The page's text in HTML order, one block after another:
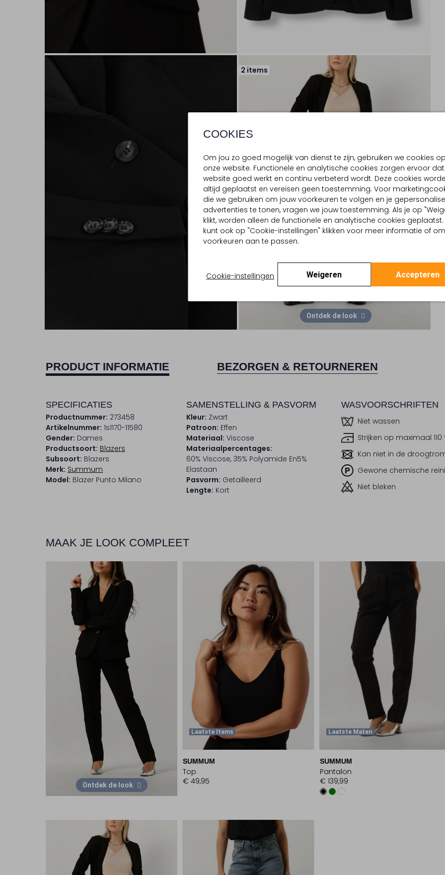
COOKIES
Om jou zo goed mogelijk van dienst te zijn, gebruiken we cookies op
onze website. Functionele en analytische cookies zorgen ervoor
website goed werkt en continu verbeterd wordt. Deze cookies
altijd geplaatst en vereisen geen toestemming. Voor
die we gebruiken om jouw voorkeuren te volgen en je
advertenties te tonen, vragen we jouw toestemming. Als je op
klikt, worden alleen de functionele en analytische cookies geplaatst.
kunt ook op "Cookie-instellingen" klikken voor meer informatie of
voorkeuren aan te passen.
Cookie-instellingen Weigeren Accepteren
2 items
Ontdek de look
PRODUCT INFORMATIE BEZORGEN & RETOURNEREN
SPECIFICATIES
Productnummer: 273458
Artikelnummer: 1s1170-11580
Gender: Dames
Productsoort: Blazers
Subsoort: Blazers
Merk: Summum
Model: Blazer Punto Milano
SAMENSTELLING & PASVORM
Kleur: Zwart
Patroon: Effen
Materiaal: Viscose
Materiaalpercentages:
60% Viscose, 35% Polyamide En5%
Elastaan
Pasvorm: Getailleerd
Lengte: Kort
WASVOORSCHRIFTEN
Niet wassen
Strijken op maximaal 110
Kan niet in de
Gewone chemische
Niet bleken
MAAK JE LOOK COMPLEET
Ontdek de look
Laatste Items
SUMMUM
Top
€ 49,95
Laatste Maten
SUMMUM
Pantalon
€ 139,99